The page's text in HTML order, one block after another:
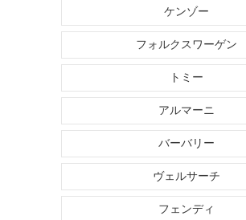
ケンゾー
フォルクスワーゲン
トミー
アルマーニ
バーバリー
ヴェルサーチ
フェンディ